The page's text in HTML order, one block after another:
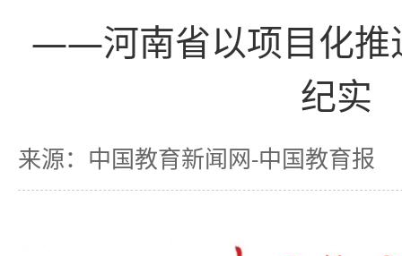
——河南省以项目化推
纪实
来源：中国教育新闻网-中国教育报